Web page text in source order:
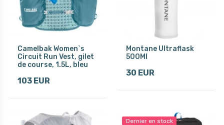
Camelbak Women`s
Circuit Run Vest, gilet
de course, 1.5L, bleu
103 EUR
Montane Ultraflask
500Ml
30 EUR
Dernier en stock